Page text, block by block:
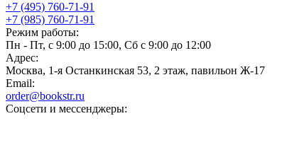
+7 (495) 760-71-91
+7 (985) 760-71-91
Режим работы:
Пн - Пт, с 9:00 до 15:00, Сб с 9:00 до 12:00
Адрес:
Москва, 1-я Останкинская 53, 2 этаж, павильон Ж-17
Email:
order@bookstr.ru
Соцсети и мессенджеры: